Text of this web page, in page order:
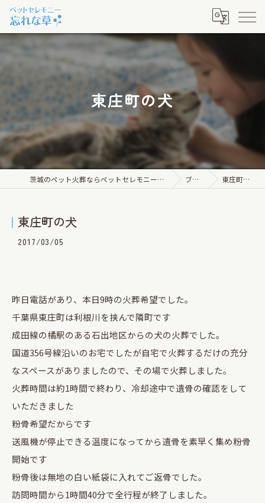
東庄町の犬
茨城のペット火葬ならペットセレモニー忘れな草 ブログ 東庄町の犬
東庄町の犬
2017/03/05
昨日電話があり、本日9時の火葬希望でした。
千葉県東庄町は利根川を挟んで隣町です
成田線の橘駅のある石出地区からの犬の火葬でした。
国道356号線沿いのお宅でしたが自宅で火葬するだけの充分
なスペースがありましたので、その場で火葬しました。
火葬時間は約1時間で終わり、冷却途中で遺骨の確認をして
いただきました
粉骨希望だからです
送風機が停止できる温度になってから遺骨を素早く集め粉骨
開始です
粉骨後は無地の白い紙袋に入れてご返骨でした。
訪問時間から1時間40分で全行程が終了しました。